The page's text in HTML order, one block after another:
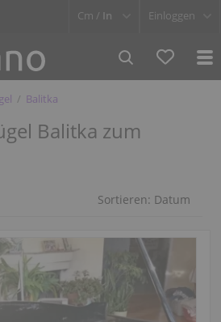
Cm / In Einloggen
Balitka
Balitka zum
Sortieren: Datum